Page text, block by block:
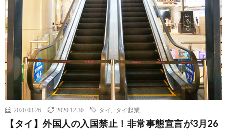
2020.03.26 2020.12.30 タイ タイ起業
【タイ】外国人の入国禁止！非常事態宣言が3月26